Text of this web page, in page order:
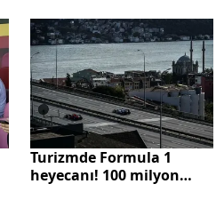
Turizmde Formula 1
heyecanı! 100 milyon